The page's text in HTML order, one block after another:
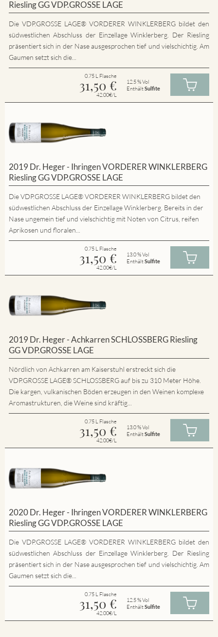
Riesling GG VDP.GROSSE LAGE
Die VDP.GROSSE LAGE® VORDERER WINKLERBERG bildet den
südwestlichen Abschluss der Einzellage Winklerberg. Der Riesling
präsentiert sich in der Nase ausgesprochen tief und vielschichtig. Am
Gaumen setzt sich die...
0.75 L Flasche
31,50 €
42.00€/L
12.5 % Vol
EnthältSulfite
2019 Dr. Heger - Ihringen VORDERER WINKLERBERG
Riesling GG VDP.GROSSE LAGE
Die VDP.GROSSE LAGE® VORDERER WINKLERBERG bildet den
südwestlichen Abschluss der Einzellage Winklerberg. Bereits in der
Nase ungemein tief und vielschichtig mit Noten von Citrus, reifen
Aprikosen und floralen...
0.75 L Flasche
31,50 €
42.00€/L
13.0 % Vol
EnthältSulfite
2019 Dr. Heger - Achkarren SCHLOSSBERG Riesling
GG VDP.GROSSE LAGE
Nördlich von Achkarren am Kaiserstuhl erstreckt sich die
VDP.GROSSE LAGE® SCHLOSSBERG auf bis zu 310 Meter Höhe.
Die kargen, vulkanischen Böden erzeugen in den Weinen komplexe
Aromastrukturen, die Weine sind kräftig...
0.75 L Flasche
31,50 €
42.00€/L
13.0 % Vol
EnthältSulfite
2020 Dr. Heger - Ihringen VORDERER WINKLERBERG
Riesling GG VDP.GROSSE LAGE
Die VDP.GROSSE LAGE® VORDERER WINKLERBERG bildet den
südwestlichen Abschluss der Einzellage Winklerberg. Der Riesling
präsentiert sich in der Nase ausgesprochen tief und vielschichtig. Am
Gaumen setzt sich die...
0.75 L Flasche
31,50 €
42.00€/L
12.5 % Vol
EnthältSulfite